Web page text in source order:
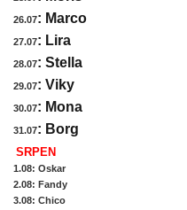
26.07: Marco
27.07: Lira
28.07: Stella
29.07: Viky
30.07: Mona
31.07: Borg
SRPEN
1.08: Oskar
2.08: Fandy
3.08: Chico